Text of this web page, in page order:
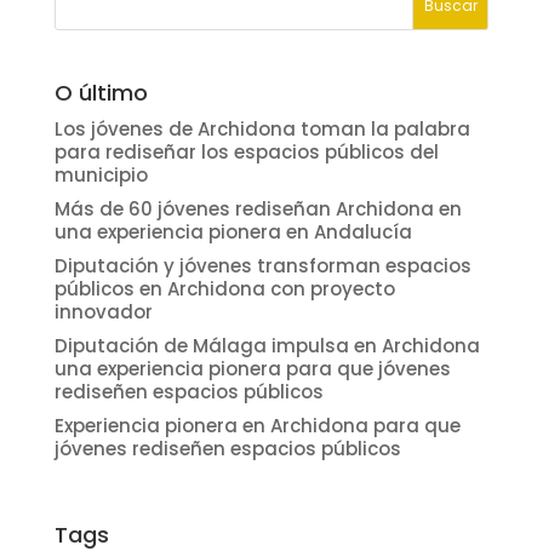
O último
Los jóvenes de Archidona toman la palabra
para rediseñar los espacios públicos del
municipio
Más de 60 jóvenes rediseñan Archidona en
una experiencia pionera en Andalucía
Diputación y jóvenes transforman espacios
públicos en Archidona con proyecto
innovador
Diputación de Málaga impulsa en Archidona
una experiencia pionera para que jóvenes
rediseñen espacios públicos
Experiencia pionera en Archidona para que
jóvenes rediseñen espacios públicos
Tags